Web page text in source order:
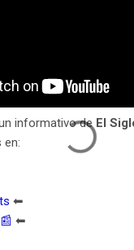
informativo de El
en:
⬅︎
⬅︎